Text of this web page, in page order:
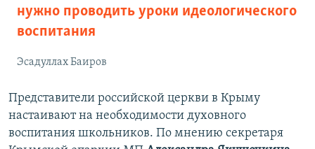
нужно проводить уроки идеологического
воспитания
Эсадуллах Баиров
Представители российской церкви в Крыму
настаивают на необходимости духовного
воспитания школьников. По мнению секретаря